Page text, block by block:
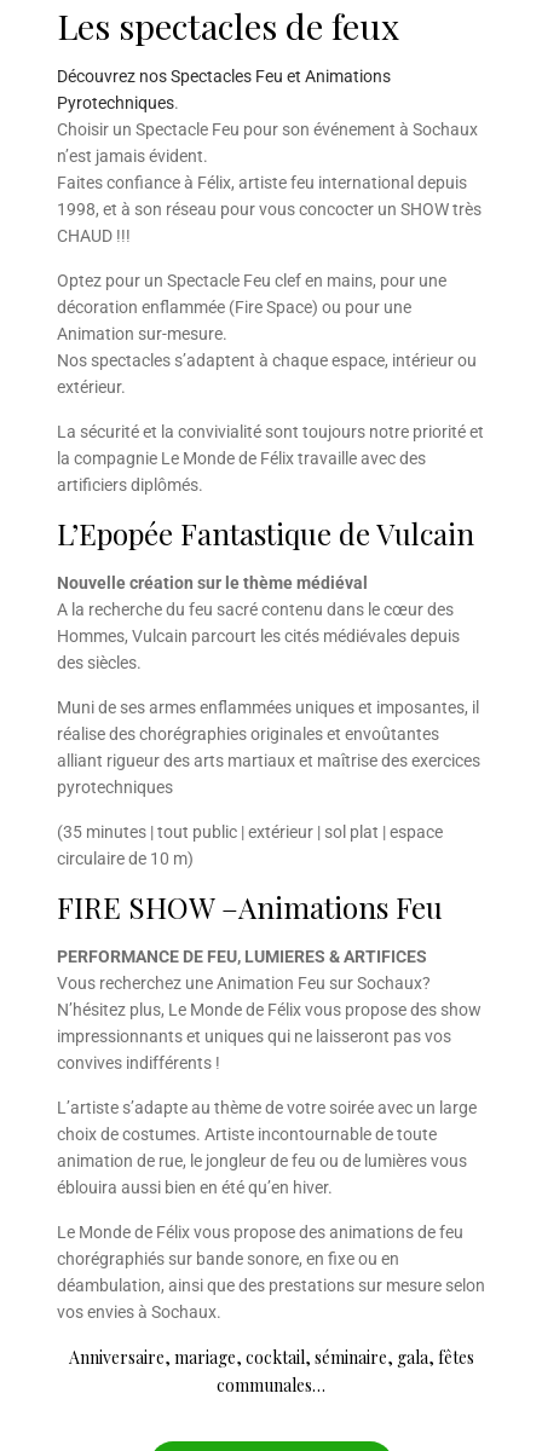
Les spectacles de feux
Découvrez nos Spectacles Feu et Animations
Pyrotechniques.
Choisir un Spectacle Feu pour son événement à Sochaux
n’est jamais évident.
Faites confiance à Félix, artiste feu international depuis
1998, et à son réseau pour vous concocter un SHOW très
CHAUD !!!
Optez pour un Spectacle Feu clef en mains, pour une
décoration enflammée (Fire Space) ou pour une
Animation sur-mesure.
Nos spectacles s’adaptent à chaque espace, intérieur ou
extérieur.
La sécurité et la convivialité sont toujours notre priorité et
la compagnie Le Monde de Félix travaille avec des
artificiers diplômés.
L’Epopée Fantastique de Vulcain
Nouvelle création sur le thème médiéval
A la recherche du feu sacré contenu dans le cœur des
Hommes, Vulcain parcourt les cités médiévales depuis
des siècles.
Muni de ses armes enflammées uniques et imposantes, il
réalise des chorégraphies originales et envoûtantes
alliant rigueur des arts martiaux et maîtrise des exercices
pyrotechniques
(35 minutes | tout public | extérieur | sol plat | espace
circulaire de 10 m)
FIRE SHOW –Animations Feu
PERFORMANCE DE FEU, LUMIERES & ARTIFICES
Vous recherchez une Animation Feu sur Sochaux?
N’hésitez plus, Le Monde de Félix vous propose des show
impressionnants et uniques qui ne laisseront pas vos
convives indifférents !
L’artiste s’adapte au thème de votre soirée avec un large
choix de costumes. Artiste incontournable de toute
animation de rue, le jongleur de feu ou de lumières vous
éblouira aussi bien en été qu’en hiver.
Le Monde de Félix vous propose des animations de feu
chorégraphiés sur bande sonore, en fixe ou en
déambulation, ainsi que des prestations sur mesure selon
vos envies à Sochaux.
Anniversaire, mariage, cocktail, séminaire, gala, fêtes
communales…